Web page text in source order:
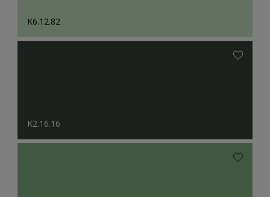
K6.12.82
K2.16.16